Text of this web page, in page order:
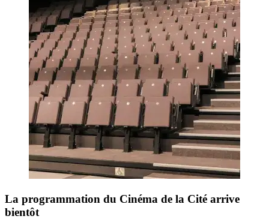
La programmation du Cinéma de la Cité arrive
bientôt